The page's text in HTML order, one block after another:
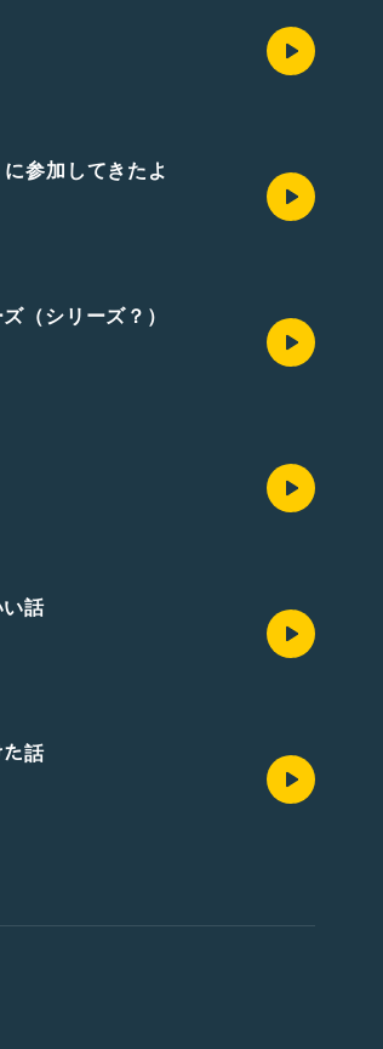
参加してきたよ
（シリーズ？）
話
話